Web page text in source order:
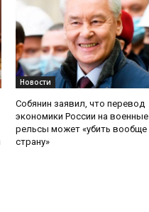
Новости
Собянин заявил, что перевод
экономики России на военные
рельсы может «убить вообще
страну»